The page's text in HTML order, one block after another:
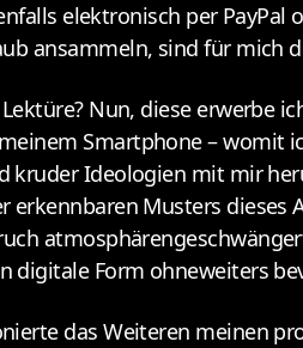
elektronisch per
ansammeln, sind für mich
Nun, diese erwerbe
Smartphone –
kruder Ideologien mit mir
Musters
digitale Form ohneweiters
das Weiteren meinen